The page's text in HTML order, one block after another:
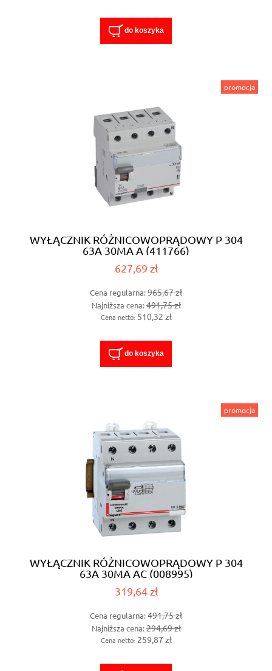
do koszyka
WYŁĄCZNIK RÓŻNICOWOPRĄDOWY P 304
63A 30MA A (411766)
627,69 zł
Cena regularna:965,67 zł
Najniższa cena:491,75 zł
Cena netto: 510,32 zł
do koszyka
promocja
WYŁĄCZNIK RÓŻNICOWOPRĄDOWY P 304
63A 30MA AC (008995)
319,64 zł
Cena regularna:491,75 zł
Najniższa cena:294,69 zł
Cena netto: 259,87 zł
promocja